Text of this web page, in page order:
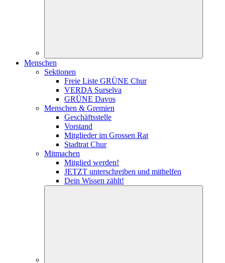
Menschen
Sektionen
Freie Liste GRÜNE Chur
VERDA Surselva
GRÜNE Davos
Menschen & Gremien
Geschäftsstelle
Vorstand
Mitglieder im Grossen Rat
Stadtrat Chur
Mitmachen
Mitglied werden!
JETZT unterschreiben und mithelfen
Dein Wissen zählt!